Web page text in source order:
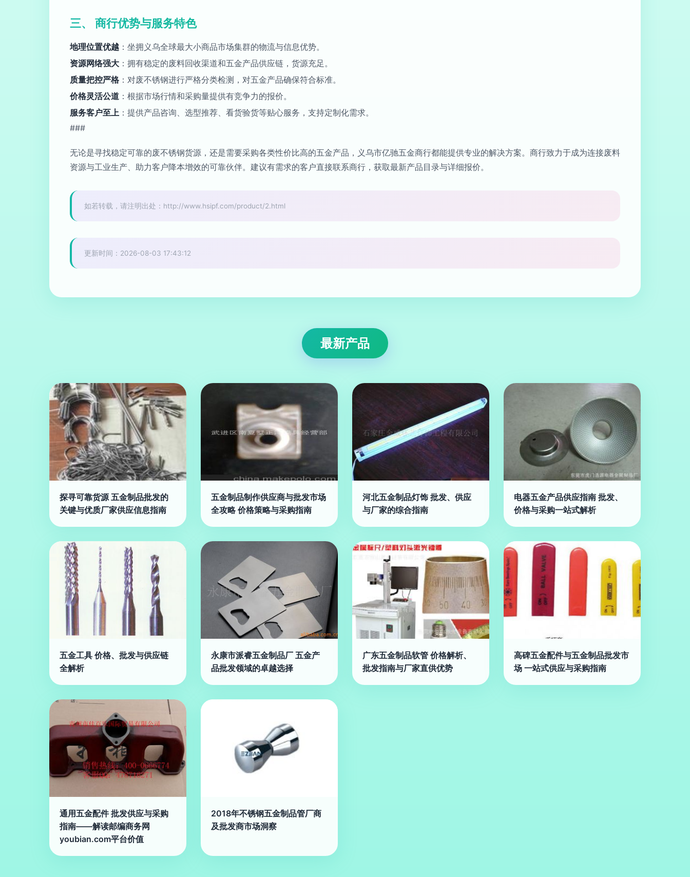
三、 商行优势与服务特色
地理位置优越 ：坐拥义乌全球最大小商品市场集群的物流与信息优势。
资源网络强大 ：拥有稳定的废料回收渠道和五金产品供应链，货源充足。
质量把控严格 ：对废不锈钢进行严格分类检测，对五金产品确保符合标准。
价格灵活公道 ：根据市场行情和采购量提供有竞争力的报价。
服务客户至上 ：提供产品咨询、选型推荐、看货验货等贴心服务，支持定制化需求。
###
无论是寻找稳定可靠的废不锈钢货源，还是需要采购各类性价比高的五金产品，义乌市亿驰五金商行都能提供专业的解决方案。商行致力于成为连接废料
资源与工业生产、助力客户降本增效的可靠伙伴。建议有需求的客户直接联系商行，获取最新产品目录与详细报价。
如若转载，请注明出处：http://www.hsipf.com/product/2.html
更新时间：2026-08-03 17:43:12
最新产品
探寻可靠货源 五金制品批发的
关键与优质厂家供应信息指南
五金制品制作供应商与批发市场
全攻略 价格策略与采购指南
河北五金制品灯饰 批发、供应
与厂家的综合指南
电器五金产品供应指南 批发、
价格与采购一站式解析
五金工具 价格、批发与供应链
全解析
永康市派睿五金制品厂 五金产
品批发领域的卓越选择
广东五金制品软管 价格解析、
批发指南与厂家直供优势
高碑五金配件与五金制品批发市
场 一站式供应与采购指南
通用五金配件 批发供应与采购
指南——解读邮编商务网
youbian.com平台价值
2018年不锈钢五金制品管厂商
及批发商市场洞察